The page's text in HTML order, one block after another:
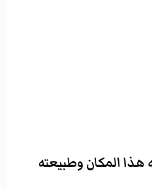
المكان وطبيعته